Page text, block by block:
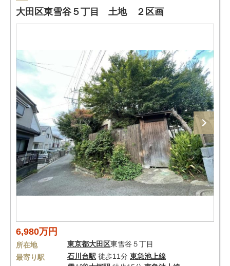
大田区東雪谷５丁目 土地 ２区画
6,980万円
所在地 東京都大田区東雪谷５丁目
最寄り駅
石川台駅 徒歩11分 東急池上線